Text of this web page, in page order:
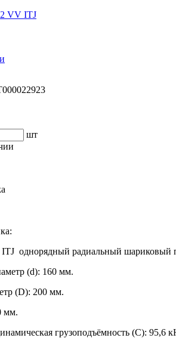
шт
однорядный радиальный шариковый
(d): 160 мм.
(D): 200 мм.
мм.
грузоподъёмность (C): 95,6